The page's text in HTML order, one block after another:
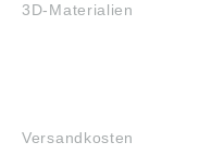
3D-Materialien
Versandkosten